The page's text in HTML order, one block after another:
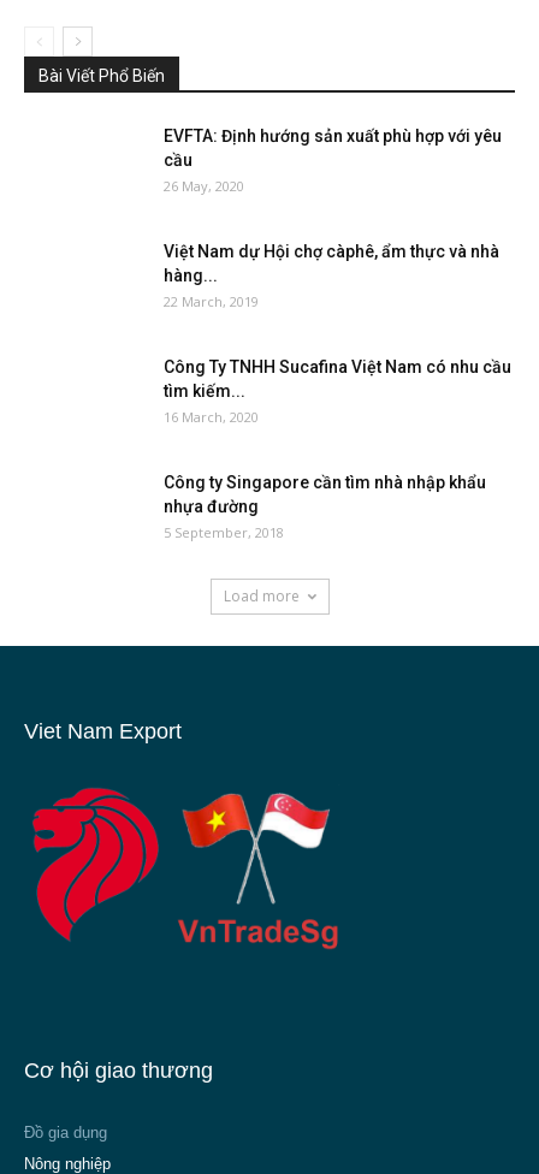
Bài Viết Phổ Biến
EVFTA: Định hướng sản xuất phù hợp với yêu
cầu
26 May, 2020
Việt Nam dự Hội chợ càphê, ẩm thực và nhà
hàng...
22 March, 2019
Công Ty TNHH Sucafina Việt Nam có nhu cầu
tìm kiếm...
16 March, 2020
Công ty Singapore cần tìm nhà nhập khẩu
nhựa đường
5 September, 2018
Load more
Viet Nam Export
Cơ hội giao thương
Đồ gia dụng
Nông nghiệp